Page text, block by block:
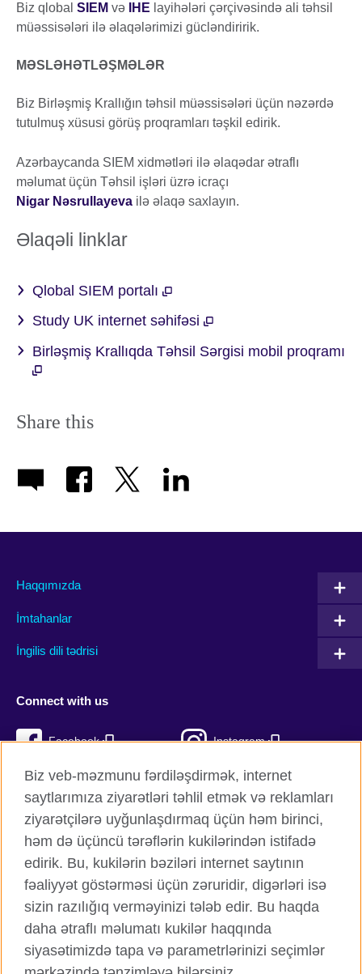
Biz qlobal SIEM və IHE layihələri çərçivəsində ali təhsil
müəssisələri ilə əlaqələrimizi gücləndiririk.
MƏSLƏHƏTLƏŞMƏLƏR
Biz Birləşmiş Krallığın təhsil müəssisələri üçün nəzərdə
tutulmuş xüsusi görüş proqramları təşkil edirik.
Azərbaycanda SIEM xidmətləri ilə əlaqədar ətraflı
məlumat üçün Təhsil işləri üzrə icraçı
Nigar Nəsrullayeva ilə əlaqə saxlayın.
Əlaqəli linklar
Qlobal SIEM portalı
Study UK internet səhifəsi
Birləşmiş Krallıqda Təhsil Sərgisi mobil proqramı
Share this
Haqqımızda
İmtahanlar
İngilis dili tədrisi
Connect with us
Facebook Instagram
Twitter TikTok
British Council qlobal
Məxfilik və şərtlər
Sitemap
Biz veb-məzmunu fərdiləşdirmək, internet
saytlarımıza ziyarətləri təhlil etmək və reklamları
ziyarətçilərə uyğunlaşdırmaq üçün həm birinci,
həm də üçüncü tərəflərin kukilərindən istifadə
edirik. Bu, kukilərin bəziləri internet saytının
fəaliyyət göstərməsi üçün zəruridir, digərləri isə
sizin razılığıq verməyinizi tələb edir. Bu haqda
daha ətraflı məlumatı kukilər haqqında
siyasətimizdə tapa və parametrlərinizi seçimlər